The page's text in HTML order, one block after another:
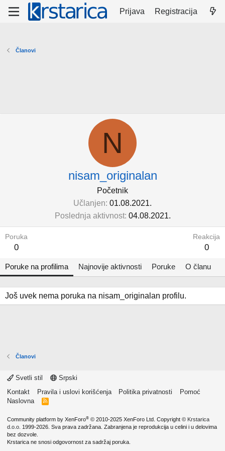
Prijava Registracija
Članovi
N
nisam_originalan
Početnik
Učlanjen 01.08.2021.
Poslednja aktivnost 04.08.2021.
Poruka
0
Reakcija
0
Poruke na profilima Najnovije aktivnosti Poruke O članu
Još uvek nema poruka na nisam_originalan profilu.
Članovi
Svetli stil
Srpski
Kontakt
Pravila i uslovi korišćenja Politika privatnosti
Pomoć
Naslovna
R
Community platform by XenForo® © 2010-2025 XenForo Ltd. Copyright © Krstarica
d.o.o. 1999-2026. Sva prava zadržana. Zabranjena je reprodukcija u celini i u delovima
bez dozvole.
Krstarica ne snosi odgovornost za sadržaj poruka.